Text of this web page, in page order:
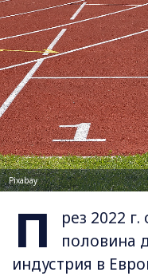
Pixabay
П
рез 2022
половина
индустрия в